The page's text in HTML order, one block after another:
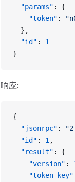
  "params"
: {
    "token"
:
  },
  "id"
: 1
}
响应:
{
  "jsonrpc"
:
  "id"
: 1 ,
  "result"
: {
    "version"
:
    "token_key"